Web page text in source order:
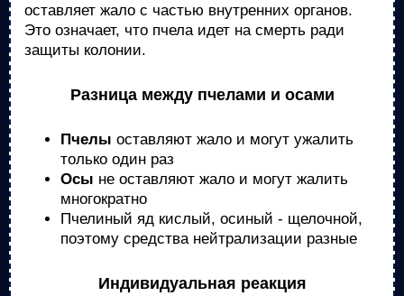
оставляет жало с частью внутренних органов.
Это означает, что пчела идет на смерть ради
защиты колонии.
Разница между пчелами и осами
Пчелы оставляют жало и могут ужалить
только один раз
Осы не оставляют жало и могут жалить
многократно
Пчелиный яд кислый, осиный - щелочной,
поэтому средства нейтрализации разные
Индивидуальная реакция